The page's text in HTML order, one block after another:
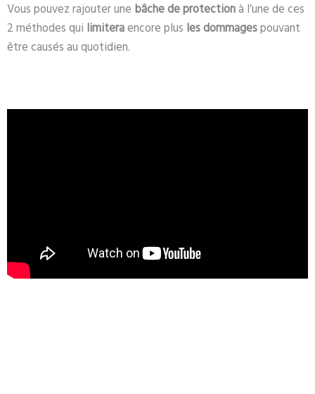
Vous pouvez rajouter une bâche de protectionà l’une de ces
2 méthodes qui limiteraencore plus les dommagespouvant
être causés au quotidien.